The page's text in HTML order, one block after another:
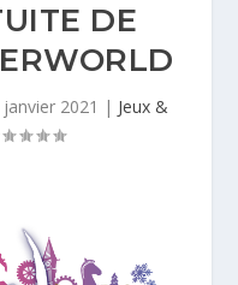
DE
2021 | Jeux &